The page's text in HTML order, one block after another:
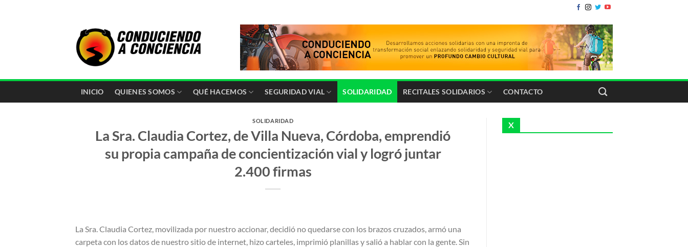
INICIO QUIENES SOMOS QUÉ HACEMOS SEGURIDAD VIAL SOLIDARIDAD RECITALES SOLIDARIOS CONTACTO
SOLIDARIDAD
La Sra. Claudia Cortez, de Villa Nueva, Córdoba, emprendió
su propia campaña de concientización vial y logró juntar
2.400 firmas
La Sra. Claudia Cortez, movilizada por nuestro accionar, decidió no quedarse con los brazos cruzados, armó una
carpeta con los datos de nuestro sitio de internet, hizo carteles, imprimió planillas y salió a hablar con la gente. Sin
X